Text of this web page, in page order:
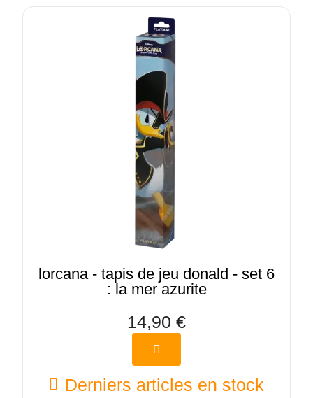
lorcana - tapis de jeu donald - set 6
: la mer azurite
14,90 €
Derniers articles en stock